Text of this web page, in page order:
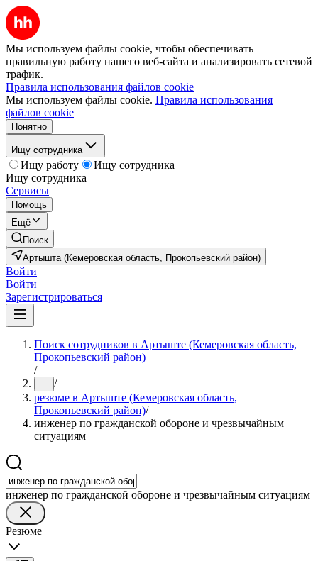
Мы используем файлы cookie, чтобы обеспечивать
правильную работу нашего веб-сайта и анализировать сетевой
трафик.
Правила использования файлов cookie
Мы используем файлы cookie. Правила использования
файлов cookie
Понятно
Ищу сотрудника
Ищу работу
Ищу сотрудника
Ищу сотрудника
Сервисы
Помощь
Ещё
Поиск
Артышта (Кемеровская область, Прокопьевский район)
Войти
Войти
Зарегистрироваться
Поиск сотрудников в Артыште (Кемеровская область,
Прокопьевский район)
/
... /
резюме в Артыште (Кемеровская область,
Прокопьевский район)/
инженер по гражданской обороне и чрезвычайным
ситуациям
инженер по гражданской обороне и чрезвычайным ситуациям
Резюме